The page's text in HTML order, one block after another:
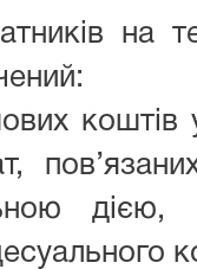
на
коштів
дією,